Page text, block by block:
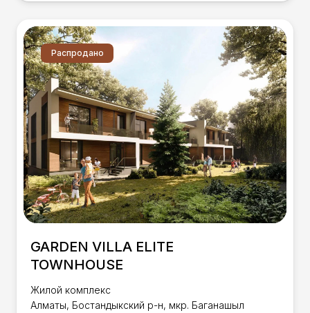
Распродано
GARDEN VILLA ELITE
TOWNHOUSE
Жилой комплекс
Алматы, Бостандыкский р-н, мкр. Баганашыл